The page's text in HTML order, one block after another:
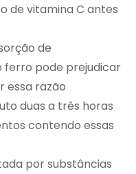
de vitamina C antes
de
ferro pode prejudicar
essa razão
duas a três horas
contendo essas
por substâncias